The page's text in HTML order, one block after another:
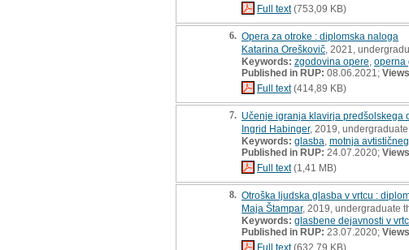
Full text(753,09 KB)
6. Opera za otroke : diplomska naloga
Katarina Oreškovič , 2021,
Keywords: zgodovina opere operna
Published in RUP: 08.06.2021;
Full text(414,89 KB)
7. Učenje igranja klavirja predšolskega
Ingrid Habinger, 2019,
Keywords: glasba motnja
Published in RUP: 24.07.2020;
Full text(1,41 MB)
8. Otroška ljudska glasba v vrtcu :
Maja Štampar, 2019, undergraduate
Keywords: glasbene dejavnosti v
Published in RUP: 23.07.2020;
Full text(632,79 KB)